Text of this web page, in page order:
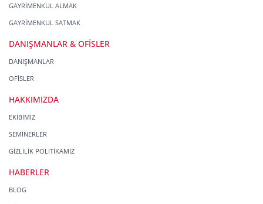
GAYRİMENKUL ALMAK
GAYRİMENKUL SATMAK
DANIŞMANLAR & OFİSLER
DANIŞMANLAR
OFİSLER
HAKKIMIZDA
EKİBİMİZ
SEMİNERLER
GİZLİLİK POLİTİKAMIZ
HABERLER
BLOG